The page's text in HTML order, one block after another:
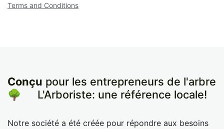
Terms and Conditions
Conçu pour les entrepreneurs de l'arbre
🌳
​L'Arboriste: une référence locale!
Notre société a été créée pour répondre aux besoins